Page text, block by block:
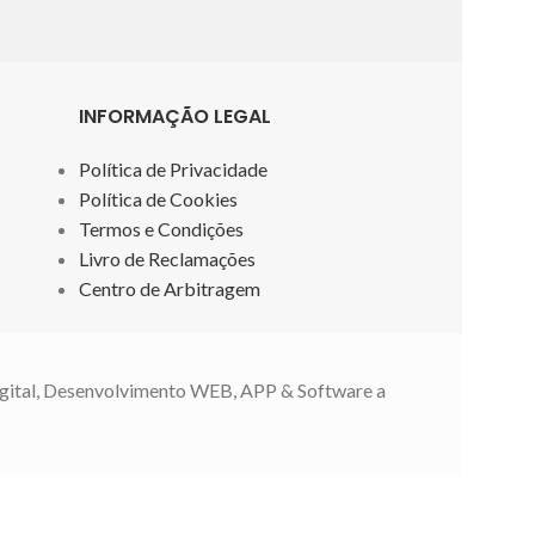
INFORMAÇÃO LEGAL
Política de Privacidade
Política de Cookies
Termos e Condições
Livro de Reclamações
Centro de Arbitragem
Desenvolvimento WEB, APP & Software a